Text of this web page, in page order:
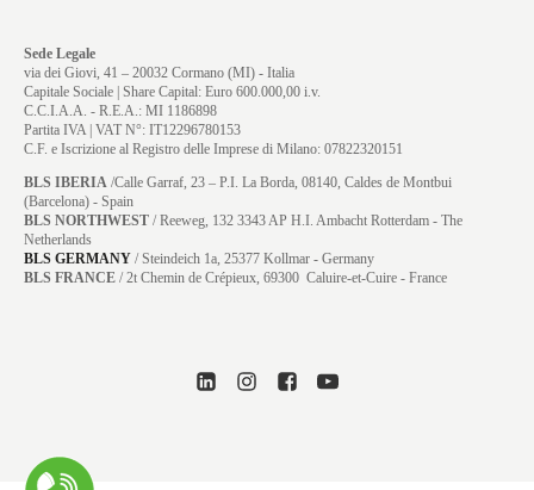
Sede Legale
via dei Giovi, 41 – 20032 Cormano (MI) - Italia
Capitale Sociale | Share Capital: Euro 600.000,00 i.v.
C.C.I.A.A. - R.E.A.: MI 1186898
Partita IVA | VAT N°: IT12296780153
C.F. e Iscrizione al Registro delle Imprese di Milano: 07822320151
BLS IBERIA /Calle Garraf, 23 – P.I. La Borda, 08140, Caldes de Montbui
(Barcelona) - Spain
BLS NORTHWEST / Reeweg, 132 3343 AP H.I. Ambacht Rotterdam - The
Netherlands
BLS GERMANY /Steindeich 1a, 25377 Kollmar - Germany
BLS FRANCE / 2t Chemin de Crépieux, 69300 Caluire-et-Cuire - France